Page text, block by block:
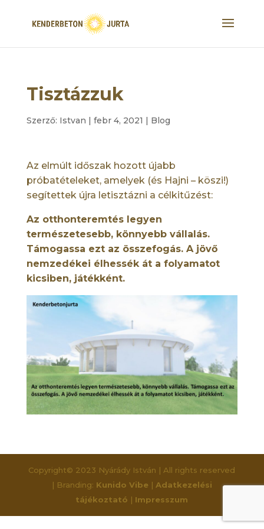
Tisztázzuk
Szerző: Istvan | febr 4, 2021 | Blog
Az elmúlt időszak hozott újabb
próbatételeket, amelyek (és Hajni – köszi!)
segítettek újra letisztázni a célkitűzést:
Az otthonteremtés legyen
természetesebb, könnyebb vállalás.
Támogassa ezt az összefogás. A jövő
nemzedékei élhessék át a folyamatot
kicsiben, játékként.
Copyright© 2023 Nyárády István | All rights reserved
| Branding: Kunido Vibe | Adatkezelési
tájékoztató | Impresszum